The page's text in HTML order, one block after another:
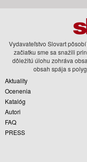
Vydavateľstvo Slovart
začiatku sme sa snažili
dôležitú úlohu zohráva
obsah spája s
Aktuality
Ocenenia
Katalóg
Autori
FAQ
PRESS